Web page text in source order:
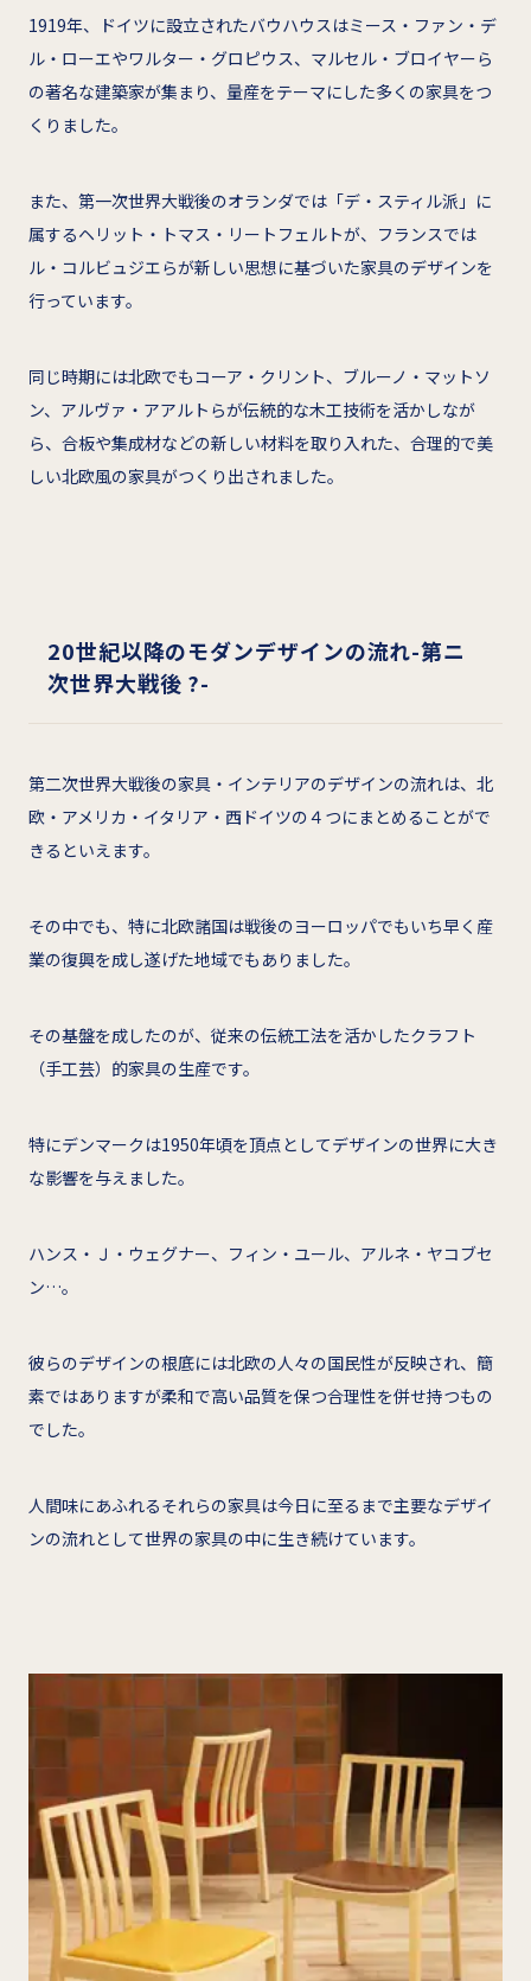
1919年、ドイツに設立されたバウハウスはミース・ファン・デ
ル・ローエやワルター・グロピウス、マルセル・ブロイヤーら
の著名な建築家が集まり、量産をテーマにした多くの家具をつ
くりました。
また、第一次世界大戦後のオランダでは「デ・スティル派」に
属するヘリット・トマス・リートフェルトが、フランスでは
ル・コルビュジエらが新しい思想に基づいた家具のデザインを
行っています。
同じ時期には北欧でもコーア・クリント、ブルーノ・マットソ
ン、アルヴァ・アアルトらが伝統的な木工技術を活かしなが
ら、合板や集成材などの新しい材料を取り入れた、合理的で美
しい北欧風の家具がつくり出されました。
20世紀以降のモダンデザインの流れ-第ニ
次世界大戦後 ?-
第二次世界大戦後の家具・インテリアのデザインの流れは、北
欧・アメリカ・イタリア・西ドイツの４つにまとめることがで
きるといえます。
その中でも、特に北欧諸国は戦後のヨーロッパでもいち早く産
業の復興を成し遂げた地域でもありました。
その基盤を成したのが、従来の伝統工法を活かしたクラフト
（手工芸）的家具の生産です。
特にデンマークは1950年頃を頂点としてデザインの世界に大き
な影響を与えました。
ハンス・Ｊ・ウェグナー、フィン・ユール、アルネ・ヤコブセ
ン…。
彼らのデザインの根底には北欧の人々の国民性が反映され、簡
素ではありますが柔和で高い品質を保つ合理性を併せ持つもの
でした。
人間味にあふれるそれらの家具は今日に至るまで主要なデザイ
ンの流れとして世界の家具の中に生き続けています。